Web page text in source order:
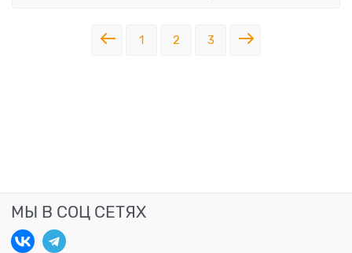
1 2 3
МЫ В СОЦ СЕТЯХ